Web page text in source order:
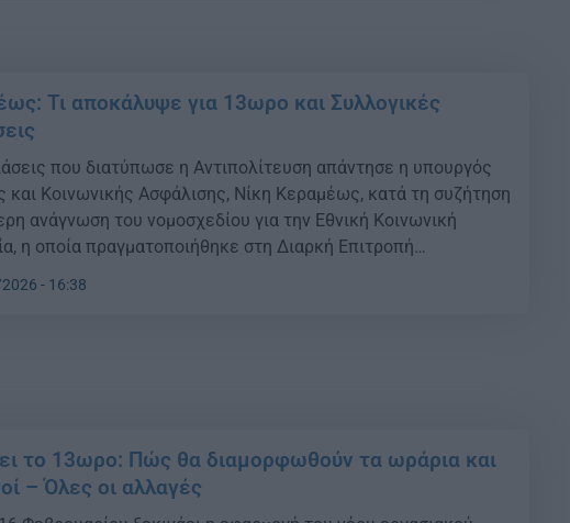
Τι αποκάλυψε για 13ωρο και Συλλογικές
που διατύπωσε η Αντιπολίτευση απάντησε η υπουργός
και Κοινωνικής Ασφάλισης, Νίκη Κεραμέως, κατά τη συζήτηση
ανάγνωση του νομοσχεδίου για την Εθνική Κοινωνική
η οποία πραγματοποιήθηκε στη Διαρκή Επιτροπή
Υποθέσεων της Βουλής.
- 16:38
το 13ωρο: Πώς θα διαμορφωθούν τα ωράρια και
– Όλες οι αλλαγές